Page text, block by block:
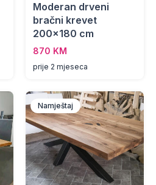
Moderan drveni
bračni krevet
200x180 cm
870 KM
prije 2 mjeseca
Namještaj